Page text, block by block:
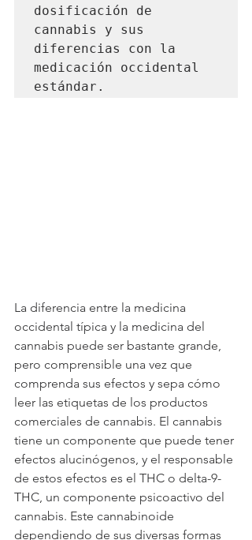
dosificación de
cannabis y sus
diferencias con la
medicación occidental
estándar.
La diferencia entre la medicina
occidental típica y la medicina del
cannabis puede ser bastante grande,
pero comprensible una vez que
comprenda sus efectos y sepa cómo
leer las etiquetas de los productos
comerciales de cannabis. El cannabis
tiene un componente que puede tener
efectos alucinógenos, y el responsable
de estos efectos es el THC o delta-9-
THC, un componente psicoactivo del
cannabis. Este cannabinoide
dependiendo de sus diversas formas